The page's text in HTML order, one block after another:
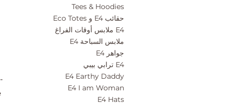
Tees & Hoodies
حقائب E4 و Eco Totes
E4 ملابس أوقات الفراغ
ملابس السباحة E4
جواهر E4
E4 ترابي بيبي
E4 Earthy Daddy
E4 I am Woman
E4 Hats